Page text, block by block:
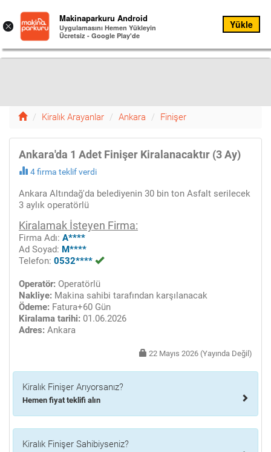
Menu
Kiralık Arayanlar Ankara Finişer
Ankara'da 1 Adet Finişer Kiralanacaktır (3 Ay)
4 firma teklif verdi
Ankara Altındağ'da belediyenin 30 bin ton Asfalt serilecek
3 aylık operatörlü
Kiralamak İsteyen Firma:
Firma Adı: A****
Ad Soyad: M****
Telefon: 0532****
Operatör: Operatörlü
Nakliye: Makina sahibi tarafından karşılanacak
Ödeme: Fatura+60 Gün
Kiralama tarihi: 01.06.2026
Adres: Ankara
22 Mayıs 2026 (Yayında Değil)
Kiralık Finişer Arıyorsanız?
Hemen fiyat teklifi alın
Kiralık Finişer Sahibiyseniz?
×
Makinaparkuru Android
Uygulamasını Hemen Yükleyin
Ücretsiz - Google Play'de
Yükle